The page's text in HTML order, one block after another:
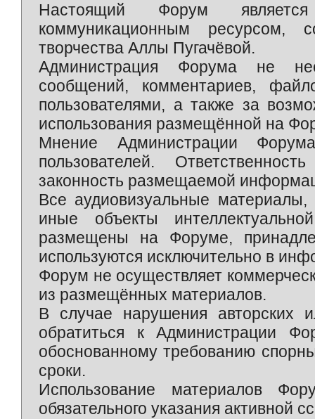
Настоящий Форум является
коммуникационным ресурсом,
творчества Аллы Пугачёвой.
Администрация Форума не
сообщений, комментариев,
пользователями, а также за
использования размещённой на
Мнение Администрации
пользователей.
законность размещаемой
Все аудиовизуальные
иные объекты
размещены на Форуме,
используются исключительно в
Форум не осуществляет
из размещённых материалов.
В случае нарушения авторских
обратиться к Администрации
обоснованному требованию
сроки.
Использование материалов
обязательного указания активной